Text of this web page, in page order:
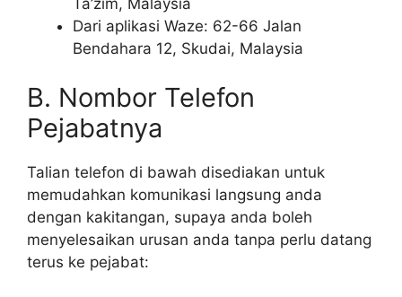
Dari aplikasi Waze: 62-66 Jalan
Bendahara 12, Skudai, Malaysia
B. Nombor Telefon
Pejabatnya
Talian telefon di bawah disediakan untuk
memudahkan komunikasi langsung anda
dengan kakitangan, supaya anda boleh
menyelesaikan urusan anda tanpa perlu datang
terus ke pejabat: